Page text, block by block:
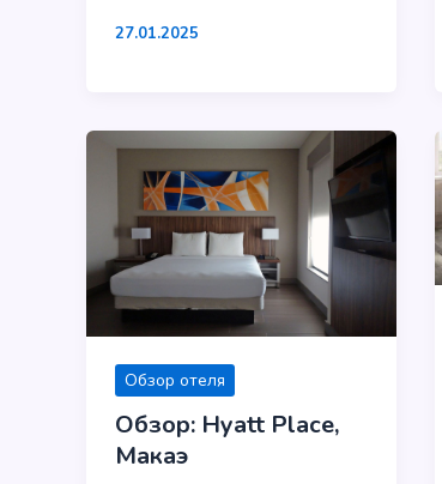
27.01.2025
Обзор отеля
Обзор: Hyatt Place,
Макаэ